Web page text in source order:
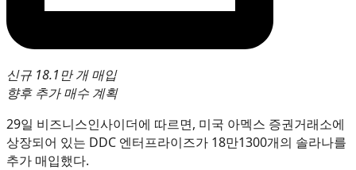
신규 18.1만 개 매입
향후 추가 매수 계획
29일 비즈니스인사이더에 따르면, 미국 아멕스 증권거래소에
상장되어 있는 DDC 엔터프라이즈가 18만1300개의 솔라나를
추가 매입했다.